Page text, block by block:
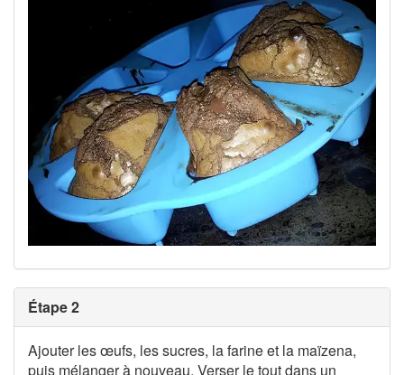
Étape 2
Ajouter les œufs, les sucres, la farine et la maïzena,
puis mélanger à nouveau. Verser le tout dans un